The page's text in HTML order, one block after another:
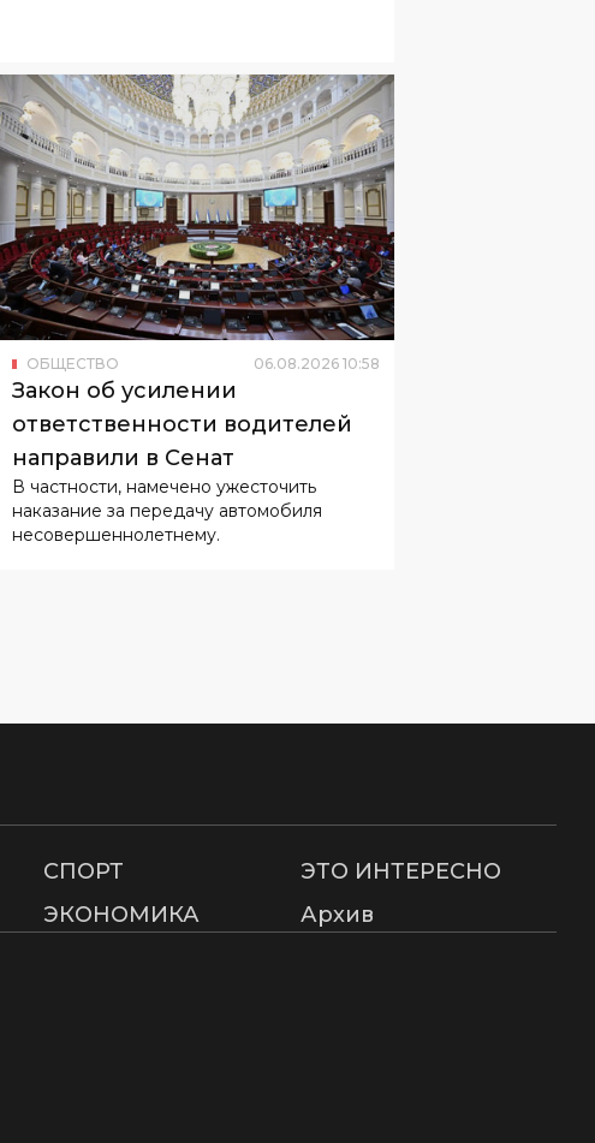
ОБЩЕСТВО 06.08.2026 10:58
Закон об усилении
ответственности водителей
направили в Сенат
В частности, намечено ужесточить
наказание за передачу автомобиля
несовершеннолетнему.
СПОРТ
ЭТО ИНТЕРЕСНО
ЭКОНОМИКА Архив